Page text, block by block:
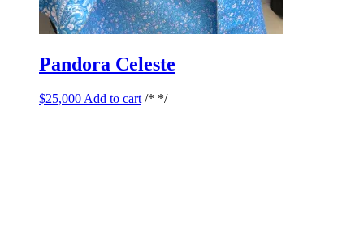
Pandora Celeste
$25,000 Add to cart /* */